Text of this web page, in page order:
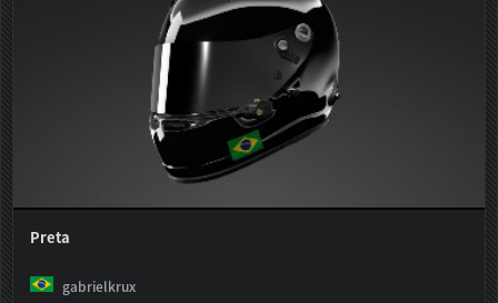
Preta
gabrielkrux